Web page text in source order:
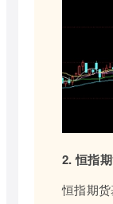
2. 恒指
恒指期